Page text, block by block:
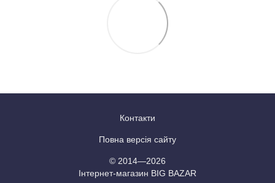
Контакти
Повна версія сайту
© 2014—2026
Інтернет-магазин BIG BAZAR